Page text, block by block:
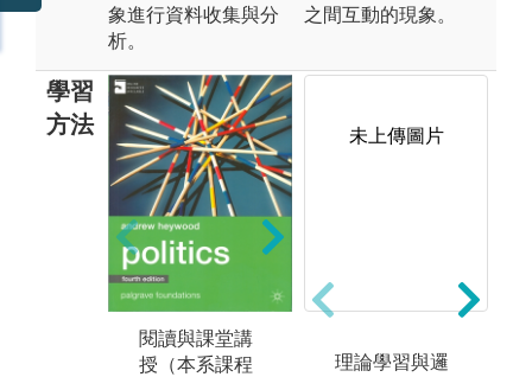
象進行資料收集與分
析。
之間互動的現象。
學習
方法
閱讀與課堂講
授（本系課程
版權:經濟學人
未上傳圖片
理論學習與邏